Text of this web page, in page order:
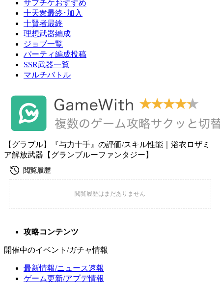
サプチケおすすめ
十天衆最終･加入
十賢者最終
理想武器編成
ジョブ一覧
パーティ編成投稿
SSR武器一覧
マルチバトル
【グラブル】『与力十手』の評価/スキル性能｜浴衣ロザミ
ア解放武器【グランブルーファンタジー】
攻略コンテンツ
開催中のイベント/ガチャ情報
最新情報/ニュース速報
ゲーム更新/アプデ情報